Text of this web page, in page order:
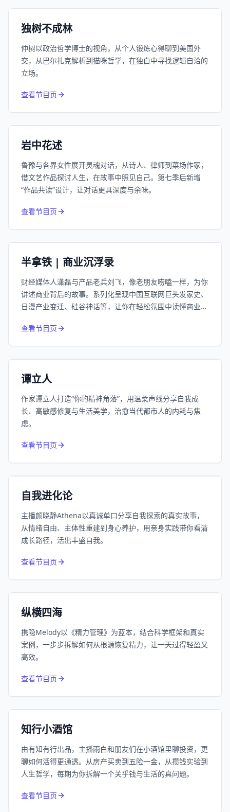
小宇宙 精选
独树不成林
仲树以政治哲学博士的视角，从个人锻炼心得聊到美国外
交，从巴尔扎克解析到猫咪哲学，在独白中寻找逻辑自洽的
立场。
查看节目页
小宇宙 精选
岩中花述
鲁豫与各界女性展开灵魂对话，从诗人、律师到菜场作家，
借文艺作品探讨人生，在故事中照见自己。第七季后新增
“作品共读”设计，让对话更具深度与余味。
查看节目页
小宇宙 精选
半拿铁 | 商业沉浮录
财经媒体人潇磊与产品老兵刘飞，像老朋友唠嗑一样，为你
讲述商业背后的故事。系列化呈现中国互联网巨头发家史、
日漫产业变迁、硅谷神话等，让你在轻松氛围中读懂商业逻
查看节目页
小宇宙
谭立人
作家谭立人打造“你的精神角落”，用温柔声线分享自我成
长、高敏感修复与生活美学，治愈当代都市人的内耗与焦
虑。
查看节目页
小宇宙 精选
自我进化论
主播颜晓静Athena以真诚单口分享自我探索的真实故事，
从情绪自由、主体性重建到身心养护，用亲身实践带你看清
成长路径，活出丰盛自我。
查看节目页
小宇宙 精选
纵横四海
携隐Melody以《精力管理》为蓝本，结合科学框架和真实
案例，一步步拆解如何从根源恢复精力，让一天过得轻盈又
高效。
查看节目页
小宇宙 精选
知行小酒馆
由有知有行出品，主播雨白和朋友们在小酒馆里聊投资，更
聊如何活得更通透。从房产买卖到五险一金，从攒钱实验到
人生哲学，每期为你拆解一个关乎钱与生活的真问题。
查看节目页